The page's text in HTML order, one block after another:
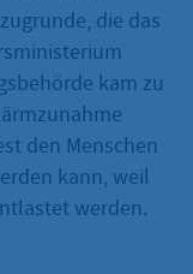
die das
kam zu
den Menschen
kann, weil
werden.